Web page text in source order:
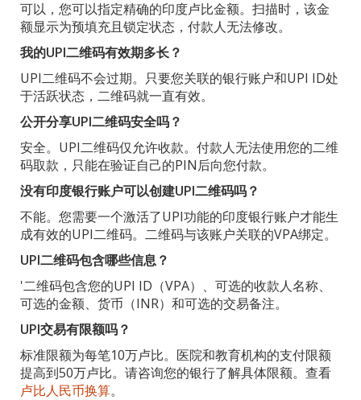
可以，您可以指定精确的印度卢比金额。扫描时，该金
额显示为预填充且锁定状态，付款人无法修改。
我的UPI二维码有效期多长？
UPI二维码不会过期。只要您关联的银行账户和UPI ID处
于活跃状态，二维码就一直有效。
公开分享UPI二维码安全吗？
安全。UPI二维码仅允许收款。付款人无法使用您的二维
码取款，只能在验证自己的PIN后向您付款。
没有印度银行账户可以创建UPI二维码吗？
不能。您需要一个激活了UPI功能的印度银行账户才能生
成有效的UPI二维码。二维码与该账户关联的VPA绑定。
UPI二维码包含哪些信息？
'二维码包含您的UPI ID（VPA）、可选的收款人名称、
可选的金额、货币（INR）和可选的交易备注。
UPI交易有限额吗？
标准限额为每笔10万卢比。医院和教育机构的支付限额
提高到50万卢比。请咨询您的银行了解具体限额。查看
卢比人民币换算。